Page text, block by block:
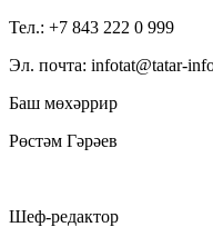
Тел.: +7 843 222 0 999
Эл. почта: infotat@tatar-
Баш мөхәррир
Рөстәм Гәрәев
Шеф-редактор